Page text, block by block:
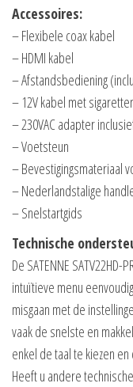
Accessoires:
– Flexibele coax kabel
– HDMI kabel
– Afstandsbediening
– 12V kabel met
– 230VAC adapter
– Voetsteun
– Bevestigingsmateriaal
– Nederlandstalige
– Snelstartgids
Technische
De SATENNE
intuïtieve menu
misgaan met de
vaak de snelste en
enkel de taal te kiezen
Heeft u andere